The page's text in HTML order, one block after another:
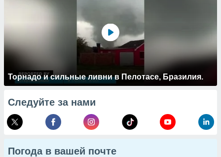
Торнадо и сильные ливни в Пелотасе, Бразилия.
Следуйте за нами
Погода в вашей почте